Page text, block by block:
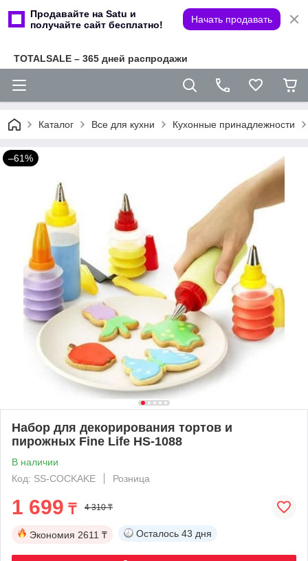
Продавайте на Satu и
получайте сайт бесплатно!
Начать продавать
TOTALSALE – 365 дней распродажи
Каталог Все для кухни Кухонные принадлежности
–61%
Набор для декорирования тортов и
пирожных Fine Life HS-1088
В наличии
Код: SS-COCKAKE
Розница
1 699 ₸ 4 310 ₸
Экономия 2611 ₸ Осталось 43 дня